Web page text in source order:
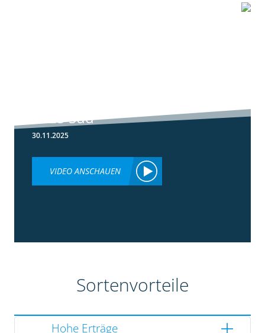
2025 Süd
30.11.2025
VIDEO ANSCHAUEN
Sortenvorteile
Hohe Erträge